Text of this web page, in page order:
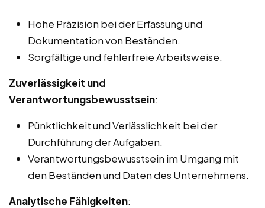
Hohe Präzision bei der Erfassung und
Dokumentation von Beständen.
Sorgfältige und fehlerfreie Arbeitsweise.
Zuverlässigkeit und
Verantwortungsbewusstsein:
Pünktlichkeit und Verlässlichkeit bei der
Durchführung der Aufgaben.
Verantwortungsbewusstsein im Umgang mit
den Beständen und Daten des Unternehmens.
Analytische Fähigkeiten: